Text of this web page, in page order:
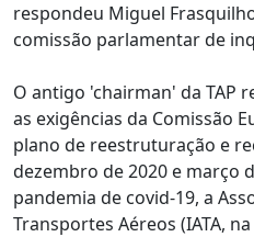
respondeu Miguel
comissão parlamentar de
O antigo 'chairman' da TAP
as exigências da Comissão
plano de reestruturação e
dezembro de 2020 e março
pandemia de covid-19, a
Transportes Aéreos (IATA,